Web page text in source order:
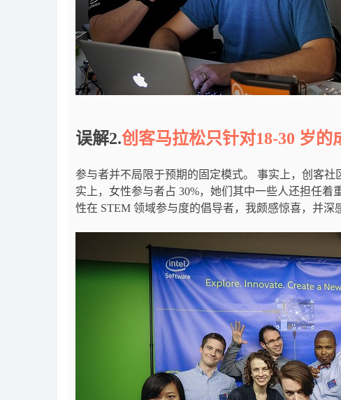
误解2.创客马拉松只针对18-30 岁的
参与者并不局限于预期的固定模式。 事实上，创客
实上，女性参与者占 30%，她们其中一些人还担任
性在 STEM 领域参与度的倡导者，我颇感惊喜，并深